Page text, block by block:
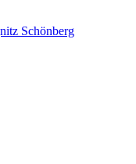
Schönberg